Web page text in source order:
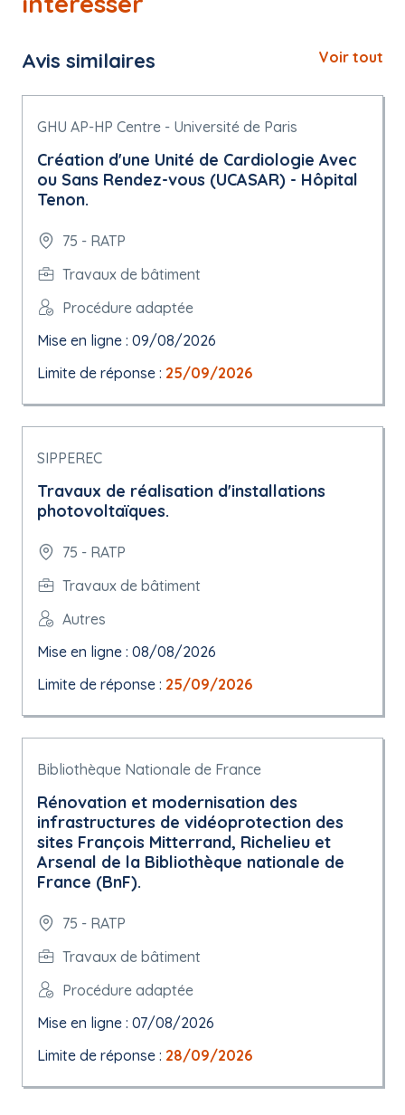
Avis similaires Voir tout
GHU AP-HP Centre - Université de Paris
Création d'une Unité de Cardiologie Avec
ou Sans Rendez-vous (UCASAR) - Hôpital
Tenon.
75 - RATP
Travaux de bâtiment
Procédure adaptée
Mise en ligne : 09/08/2026
Limite de réponse : 25/09/2026
SIPPEREC
Travaux de réalisation d'installations
photovoltaïques.
75 - RATP
Travaux de bâtiment
Autres
Mise en ligne : 08/08/2026
Limite de réponse : 25/09/2026
Bibliothèque Nationale de France
Rénovation et modernisation des
infrastructures de vidéoprotection des
sites François Mitterrand, Richelieu et
Arsenal de la Bibliothèque nationale de
France (BnF).
75 - RATP
Travaux de bâtiment
Procédure adaptée
Mise en ligne : 07/08/2026
Limite de réponse : 28/09/2026